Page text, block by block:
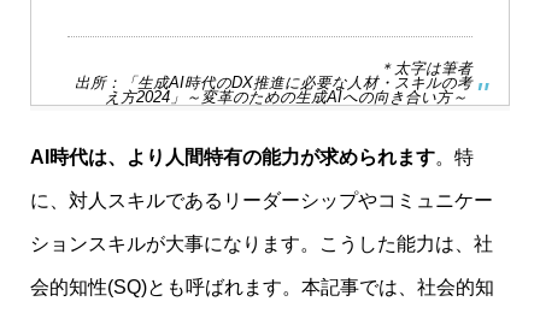
＊太字は筆者
出所：
「生成AI時代のDX推進に必要な人材・スキルの考
え方2024」～変革のための生成AIへの向き合い方～
AI時代は、より人間特有の能力が求められます。特
に、対人スキルであるリーダーシップやコミュニケー
ションスキルが大事になります。こうした能力は、社
会的知性(SQ)とも呼ばれます。本記事では、社会的知